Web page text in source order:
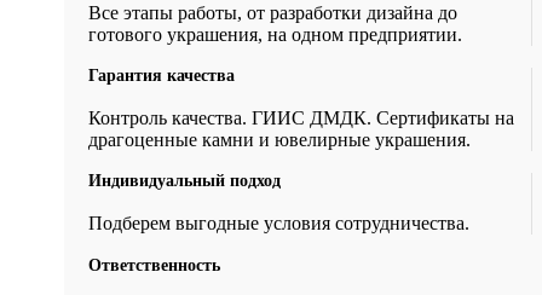
Все этапы работы, от разработки дизайна до
готового украшения, на одном предприятии.
Гарантия качества
Контроль качества. ГИИС ДМДК. Сертификаты на
драгоценные камни и ювелирные украшения.
Индивидуальный подход
Подберем выгодные условия сотрудничества.
Ответственность